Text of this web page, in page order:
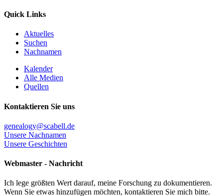
Quick Links
Aktuelles
Suchen
Nachnamen
Kalender
Alle Medien
Quellen
Kontaktieren Sie uns
genealogy@scabell.de
Unsere Nachnamen
Unsere Geschichten
Webmaster - Nachricht
Ich lege größten Wert darauf, meine Forschung zu dokumentieren.
Wenn Sie etwas hinzufügen möchten, kontaktieren Sie mich bitte.